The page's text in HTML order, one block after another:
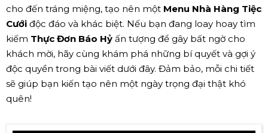
cho đến tráng miệng, tạo nên một Menu Nhà Hàng Tiệc
Cưới độc đáo và khác biệt. Nếu bạn đang loay hoay tìm
kiếm Thực Đơn Báo Hỷ ấn tượng để gây bất ngờ cho
khách mời, hãy cùng khám phá những bí quyết và gợi ý
độc quyền trong bài viết dưới đây. Đảm bảo, mỗi chi tiết
sẽ giúp bạn kiến tạo nên một ngày trọng đại thật khó
quên!